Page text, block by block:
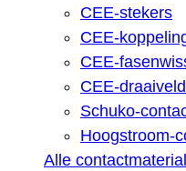
CEE-stekers
CEE-
CEE-
CEE-
Schuko-
Hoogstroom-
Alle